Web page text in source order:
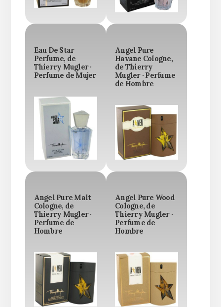
Eau De Star
Perfume, de
Thierry Mugler ·
Perfume de Mujer
Angel Pure
Havane Cologne,
de Thierry
Mugler · Perfume
de Hombre
Angel Pure Malt
Cologne, de
Thierry Mugler ·
Perfume de
Hombre
Angel Pure Wood
Cologne, de
Thierry Mugler ·
Perfume de
Hombre